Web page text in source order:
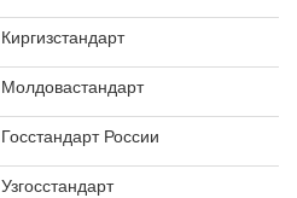
Киргизстандарт
Молдовастандарт
Госстандарт России
Узгосстандарт